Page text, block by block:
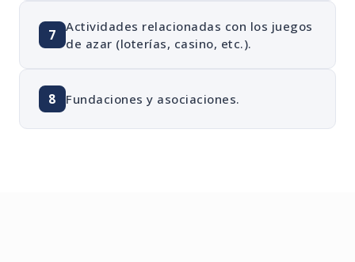
7
Actividades relacionadas con los juegos
de azar (loterías, casino, etc.).
8 Fundaciones y asociaciones.